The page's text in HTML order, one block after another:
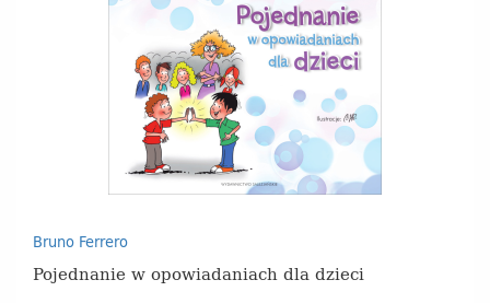
Bruno Ferrero
Pojednanie w opowiadaniach dla dzieci